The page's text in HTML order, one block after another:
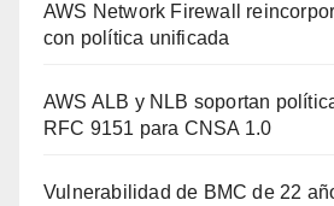
AWS Network Firewall
con política unificada
AWS ALB y NLB soportan
RFC 9151 para CNSA 1.0
Vulnerabilidad de BMC de 22